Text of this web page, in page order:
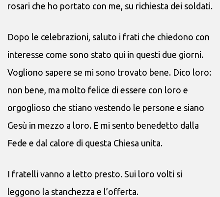
rosari che ho portato con me, su richiesta dei soldati.
Dopo le celebrazioni, saluto i frati che chiedono con
interesse come sono stato qui in questi due giorni.
Vogliono sapere se mi sono trovato bene. Dico loro:
non bene, ma molto felice di essere con loro e
orgoglioso che stiano vestendo le persone e siano
Gesù in mezzo a loro. E mi sento benedetto dalla
Fede e dal calore di questa Chiesa unita.
I fratelli vanno a letto presto. Sui loro volti si
leggono la stanchezza e l’offerta.